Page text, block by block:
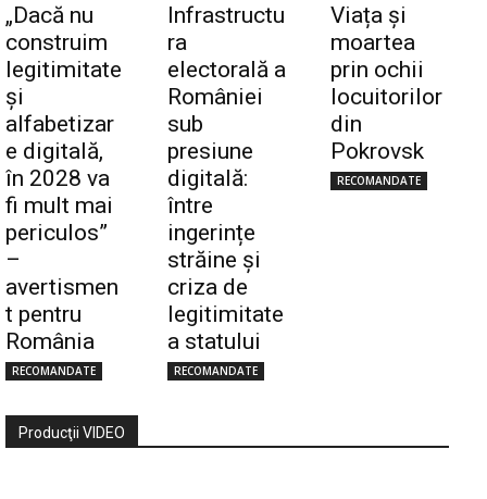
„Dacă nu
construim
legitimitate
și
alfabetizar
e digitală,
în 2028 va
fi mult mai
periculos”
–
avertismen
t pentru
România
RECOMANDATE
Infrastructu
ra
electorală a
României
sub
presiune
digitală:
între
ingerințe
străine și
criza de
legitimitate
a statului
RECOMANDATE
Viața și
moartea
prin ochii
locuitorilor
din
Pokrovsk
RECOMANDATE
Producţii VIDEO